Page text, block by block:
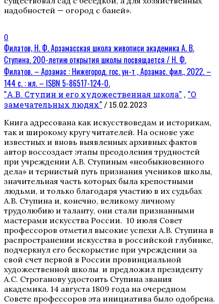
надобностей — огород с баней».
0
Филатов, Н. Ф. Арзамасская школа живописи академика А. В.
Ступина. 200-летию открытия школы посвящается / Н. Ф.
Филатов. – Арзамас : Нижегород. гос. ун-т , Арзамас. фил., 2022. –
144 с. : ил. – ISBN 5-86517-124-0.
"А.В. Ступин и его художественная школа" , "О
замечательных людях" / 15.02.2023
Книга адресована как искусствоведам и историкам,
так и широкому кругу читателей. На основе уже
известных и вновь выявленных архивных фактов
автор воссоздает этапы преодоления трудностей
при учреждении А.В. Ступиным «необыкновенного
дела» и тернистый путь признания учеников школы,
значительная часть которых была крепостными
людьми, и только благодаря участию в их судьбах
А.В. Ступина и, конечно, великому личному
трудолюбию и таланту, они стали признанными
мастерами искусства России. 10 июля Совет
профессоров отметил высокие успехи А.В. Ступина в
распространении искусства в российской глубинке,
подчеркнул его бескорыстие при учреждении за
свой счет первой в России провинциальной
художественной школы и предложил президенту
А.С. Строганову удостоить Ступина звания
академика. 14 августа 1809 года на очередном
Совете профессоров эта инициатива было одобрена.